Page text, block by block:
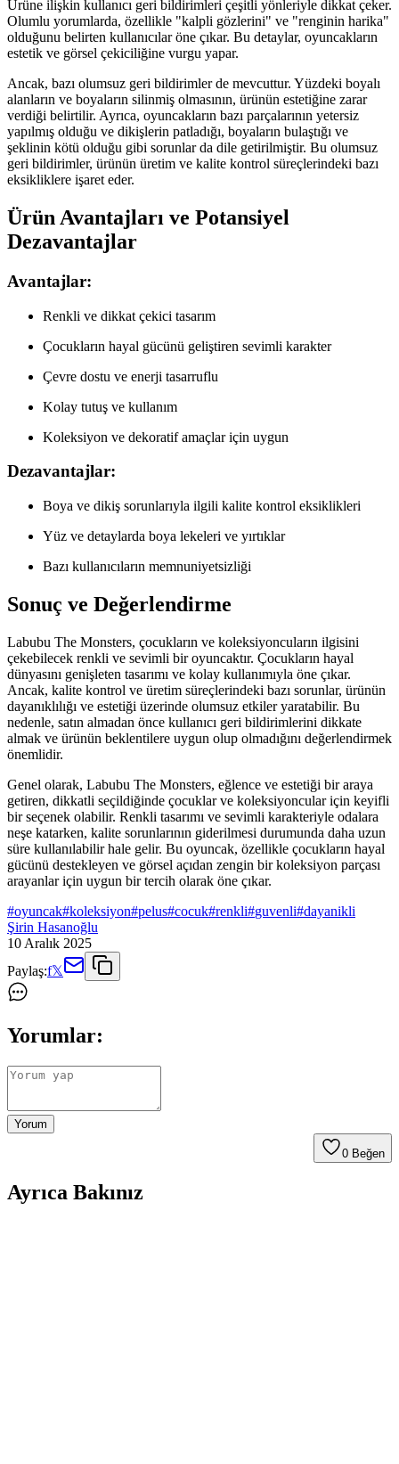
Ürüne ilişkin kullanıcı geri bildirimleri çeşitli yönleriyle dikkat çeker.
Olumlu yorumlarda, özellikle "kalpli gözlerini" ve "renginin harika"
olduğunu belirten kullanıcılar öne çıkar. Bu detaylar, oyuncakların
estetik ve görsel çekiciliğine vurgu yapar.
Ancak, bazı olumsuz geri bildirimler de mevcuttur. Yüzdeki boyalı
alanların ve boyaların silinmiş olmasının, ürünün estetiğine zarar
verdiği belirtilir. Ayrıca, oyuncakların bazı parçalarının yetersiz
yapılmış olduğu ve dikişlerin patladığı, boyaların bulaştığı ve
şeklinin kötü olduğu gibi sorunlar da dile getirilmiştir. Bu olumsuz
geri bildirimler, ürünün üretim ve kalite kontrol süreçlerindeki bazı
eksikliklere işaret eder.
Ürün Avantajları ve Potansiyel
Dezavantajlar
Avantajlar:
Renkli ve dikkat çekici tasarım
Çocukların hayal gücünü geliştiren sevimli karakter
Çevre dostu ve enerji tasarruflu
Kolay tutuş ve kullanım
Koleksiyon ve dekoratif amaçlar için uygun
Dezavantajlar:
Boya ve dikiş sorunlarıyla ilgili kalite kontrol eksiklikleri
Yüz ve detaylarda boya lekeleri ve yırtıklar
Bazı kullanıcıların memnuniyetsizliği
Sonuç ve Değerlendirme
Labubu The Monsters, çocukların ve koleksiyoncuların ilgisini
çekebilecek renkli ve sevimli bir oyuncaktır. Çocukların hayal
dünyasını genişleten tasarımı ve kolay kullanımıyla öne çıkar.
Ancak, kalite kontrol ve üretim süreçlerindeki bazı sorunlar, ürünün
dayanıklılığı ve estetiği üzerinde olumsuz etkiler yaratabilir. Bu
nedenle, satın almadan önce kullanıcı geri bildirimlerini dikkate
almak ve ürünün beklentilere uygun olup olmadığını değerlendirmek
önemlidir.
Genel olarak, Labubu The Monsters, eğlence ve estetiği bir araya
getiren, dikkatli seçildiğinde çocuklar ve koleksiyoncular için keyifli
bir seçenek olabilir. Renkli tasarımı ve sevimli karakteriyle odalara
neşe katarken, kalite sorunlarının giderilmesi durumunda daha uzun
süre kullanılabilir hale gelir. Bu oyuncak, özellikle çocukların hayal
gücünü destekleyen ve görsel açıdan zengin bir koleksiyon parçası
arayanlar için uygun bir tercih olarak öne çıkar.
#oyuncak#koleksiyon#pelus#cocuk#renkli#guvenli#dayanikli
Şirin Hasanoğlu
10 Aralık 2025
Paylaş:f𝕏
Yorumlar:
Yorum
0 Beğen
Ayrıca Bakınız